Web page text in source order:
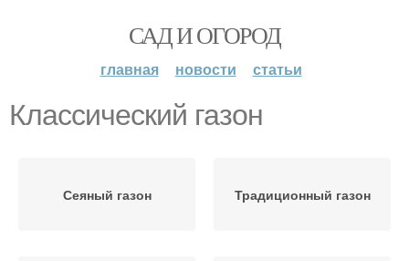
САД И ОГОРОД
главная новости статьи
Классический газон
Сеяный газон Традиционный газон